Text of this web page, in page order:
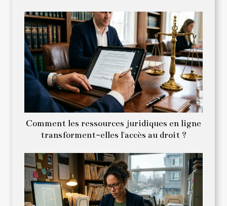
Comment les ressources juridiques en ligne
transforment-elles l'accès au droit ?